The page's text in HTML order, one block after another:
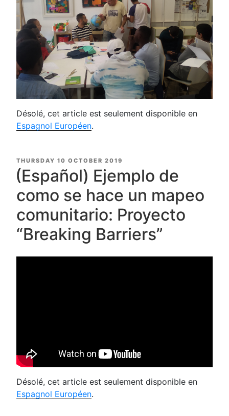
Désolé, cet article est seulement disponible en
Espagnol Européen.
POSTED
ON
THURSDAY 10 OCTOBER 2019
(Español) Ejemplo de
como se hace un mapeo
comunitario: Proyecto
“Breaking Barriers”
Désolé, cet article est seulement disponible en
Espagnol Européen.